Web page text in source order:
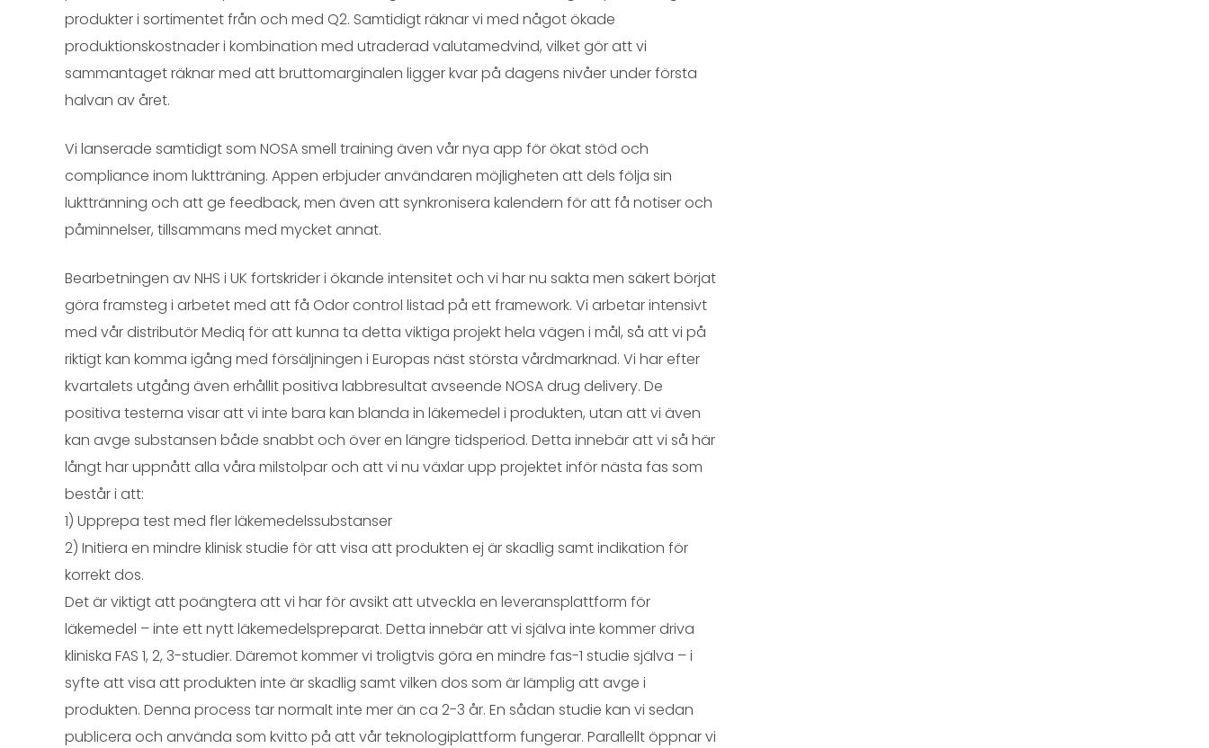
produkter i sortimentet från och med Q2. Samtidigt räknar vi med något ökade
produktionskostnader i kombination med utraderad valutamedvind, vilket gör att vi
sammantaget räknar med att bruttomarginalen ligger kvar på dagens nivåer under första
halvan av året.
Vi lanserade samtidigt som NOSA smell training även vår nya app för ökat stöd och
compliance inom luktträning. Appen erbjuder användaren möjligheten att dels följa sin
lukttränning och att ge feedback, men även att synkronisera kalendern för att få notiser och
påminnelser, tillsammans med mycket annat.
Bearbetningen av NHS i UK fortskrider i ökande intensitet och vi har nu sakta men säkert börjat
göra framsteg i arbetet med att få Odor control listad på ett framework. Vi arbetar intensivt
med vår distributör Mediq för att kunna ta detta viktiga projekt hela vägen i mål, så att vi på
riktigt kan komma igång med försäljningen i Europas näst största vårdmarknad. Vi har efter
kvartalets utgång även erhållit positiva labbresultat avseende NOSA drug delivery. De
positiva testerna visar att vi inte bara kan blanda in läkemedel i produkten, utan att vi även
kan avge substansen både snabbt och över en längre tidsperiod. Detta innebär att vi så här
långt har uppnått alla våra milstolpar och att vi nu växlar upp projektet inför nästa fas som
består i att:
1) Upprepa test med fler läkemedelssubstanser
2) Initiera en mindre klinisk studie för att visa att produkten ej är skadlig samt indikation för
korrekt dos.
Det är viktigt att poängtera att vi har för avsikt att utveckla en leveransplattform för
läkemedel – inte ett nytt läkemedelspreparat. Detta innebär att vi själva inte kommer driva
kliniska FAS 1, 2, 3-studier. Däremot kommer vi troligtvis göra en mindre fas-1 studie själva – i
syfte att visa att produkten inte är skadlig samt vilken dos som är lämplig att avge i
produkten. Denna process tar normalt inte mer än ca 2-3 år. En sådan studie kan vi sedan
publicera och använda som kvitto på att vår teknologiplattform fungerar. Parallellt öppnar vi